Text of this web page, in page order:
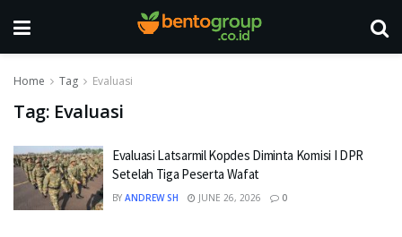
Home Tag Evaluasi
Tag: Evaluasi
Evaluasi Latsarmil Kopdes Diminta Komisi I DPR
Setelah Tiga Peserta Wafat
BY ANDREW SH JUNE 26, 2026 0